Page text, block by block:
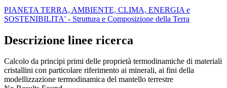
PIANETA TERRA, AMBIENTE, CLIMA, ENERGIA e
SOSTENIBILITA' - Struttura e Composizione della Terra
Descrizione linee ricerca
Calcolo da principi primi delle proprietà termodinamiche di materiali
cristallini con particolare riferimento ai minerali, ai fini della
modellizzazione termodinamica del mantello terrestre